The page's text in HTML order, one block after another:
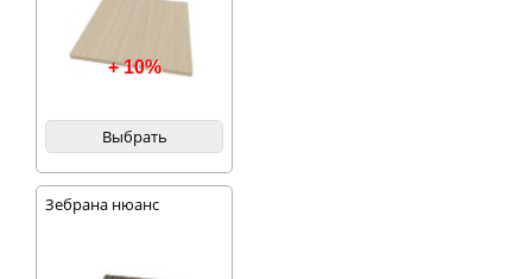
+ 10%
Выбрать
Зебрана нюанс